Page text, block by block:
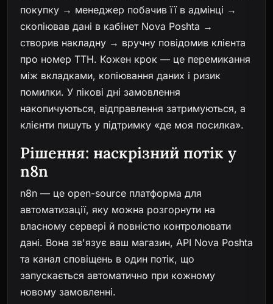
покупку → менеджер побачив її в адмінці →
скопіював дані в кабінет Nova Poshta →
створив накладну → вручну повідомив клієнта
про номер ТТН. Кожен крок — це перемикання
між вкладками, копіювання даних і ризик
помилки. У пікові дні замовлення
накопичуються, відправлення затримуються, а
клієнти пишуть у підтримку «де моя посилка».
Рішення: наскрізний потік у
n8n
n8n — це open-source платформа для
автоматизації, яку можна розгорнути на
власному сервері й повністю контролювати
дані. Вона зв'язує ваш магазин, API Nova Poshta
та канал сповіщень в один потік, що
запускається автоматично при кожному
новому замовленні.